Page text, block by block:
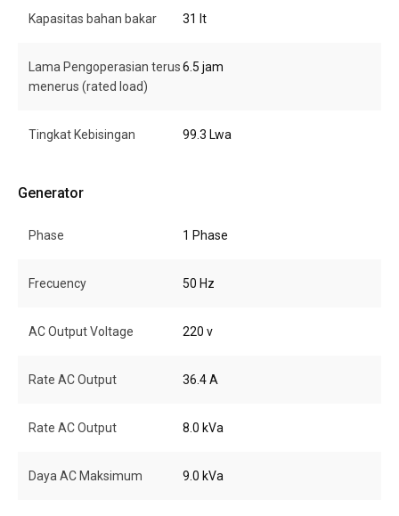
Kapasitas bahan bakar 31 lt
Lama Pengoperasian terus
menerus (rated load)
6.5 jam
Tingkat Kebisingan 99.3 Lwa
Generator
Phase 1 Phase
Frecuency 50 Hz
AC Output Voltage 220 v
Rate AC Output 36.4 A
Rate AC Output 8.0 kVa
Daya AC Maksimum 9.0 kVa